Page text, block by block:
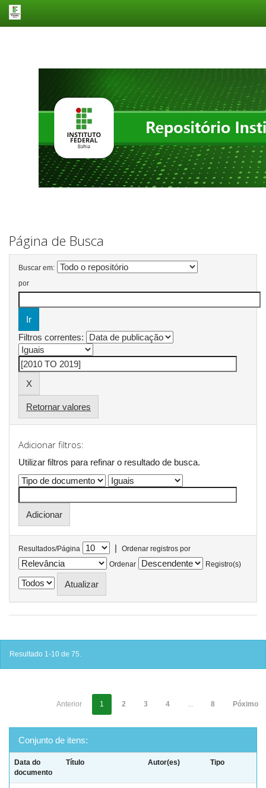
Página de Busca
Buscar em:
por
Filtros correntes:
Retornar valores
Adicionar filtros:
Utilizar filtros para refinar o resultado de busca.
Resultados/Página |
Ordenar registros por
Ordenar
Registro(s)
Resultado 1-10 de 75.
Anterior 1 2 3 4 ... 8 Póximo
Conjunto de itens:
Data do
documento
Título Autor(es) Tipo